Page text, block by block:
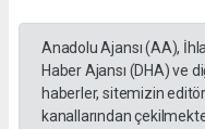
Anadolu Ajansı (AA),
Haber Ajansı (DHA) ve
haberler, sitemizin
kanallarından